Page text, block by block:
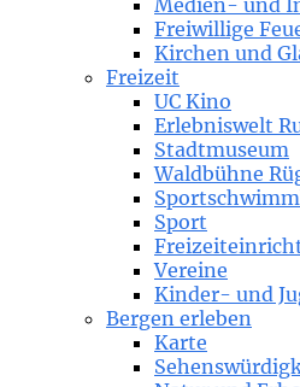
Medien- und
Freiwillige
Kirchen und
Freizeit
UC Kino
Erlebniswelt
Stadtmuseum
Waldbühne
Sport
Vereine
Kinder- und
Bergen erleben
Karte